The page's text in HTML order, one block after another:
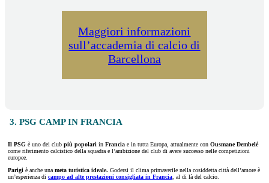
Maggiori informazioni
sull’accademia di calcio di
Barcellona
3. PSG CAMP IN FRANCIA
Il PSG è uno dei club più popolari in Francia e in tutta Europa, attualmente con Ousmane Dembelé
come riferimento calcistico della squadra e l’ambizione del club di avere successo nelle competizioni
europee.
Parigi è anche una meta turistica ideale. Godersi il clima primaverile nella cosiddetta città dell’amore è
un’esperienza di campo ad alte prestazioni consigliata in Francia , al di là del calcio.